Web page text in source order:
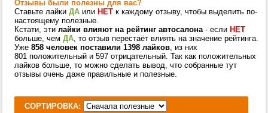
Отзывы были полезны для вас?
Ставьте лайки ДА или НЕТ к каждому отзыву, чтобы выделить по-
настоящему полезные.
Кстати, эти лайки влияют на рейтинг автосалона- если НЕТ
больше, чем ДА, то отзыв перестаёт влиять на значение рейтинга.
Уже 858 человек поставили 1398 лайков, из них
801 положительный и 597 отрицательный. Так как положительных
лайков больше, то можно сделать вывод, что собранные тут
отзывы очень даже правильные и полезные.
СОРТИРОВКА: